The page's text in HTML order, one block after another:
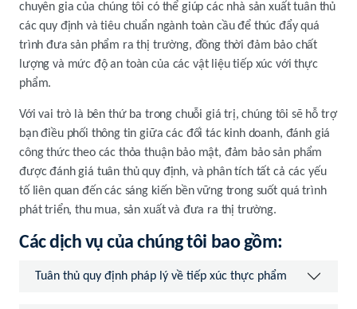
chuyên gia của chúng tôi có thể giúp các nhà sản xuất tuân thủ
các quy định và tiêu chuẩn ngành toàn cầu để thúc đẩy quá
trình đưa sản phẩm ra thị trường, đồng thời đảm bảo chất
lượng và mức độ an toàn của các vật liệu tiếp xúc với thực
phẩm.
Với vai trò là bên thứ ba trong chuỗi giá trị, chúng tôi sẽ hỗ trợ
bạn điều phối thông tin giữa các đối tác kinh doanh, đánh giá
công thức theo các thỏa thuận bảo mật, đảm bảo sản phẩm
được đánh giá tuân thủ quy định, và phân tích tất cả các yếu
tố liên quan đến các sáng kiến bền vững trong suốt quá trình
phát triển, thu mua, sản xuất và đưa ra thị trường.
Các dịch vụ của chúng tôi bao gồm:
Tuân thủ quy định pháp lý về tiếp xúc thực phẩm